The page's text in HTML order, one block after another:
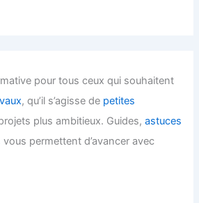
pour tous ceux qui souhaitent
, qu’il s’agisse de petites
plus ambitieux. Guides,astuces
vous permettent d’avancer avec